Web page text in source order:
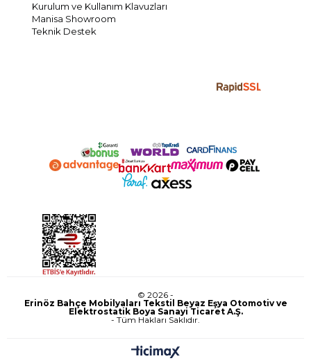
Kurulum ve Kullanım Klavuzları
Manisa Showroom
Teknik Destek
© 2026 -
Erinöz Bahçe Mobilyaları Tekstil Beyaz Eşya Otomotiv ve
Elektrostatik Boya Sanayi Ticaret A.Ş.
- Tüm Hakları Saklıdır.